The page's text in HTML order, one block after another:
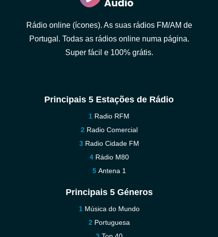
Rádio online (ícones). As suas rádios FM/AM de
Portugal. Todas as rádios online numa página.
Super fácil e 100% grátis.
Principais 5 Estações de Rádio
Radio RFM
Radio Comercial
Radio Cidade FM
Rádio M80
Antena 1
Principais 5 Géneros
Música do Mundo
Portuguesa